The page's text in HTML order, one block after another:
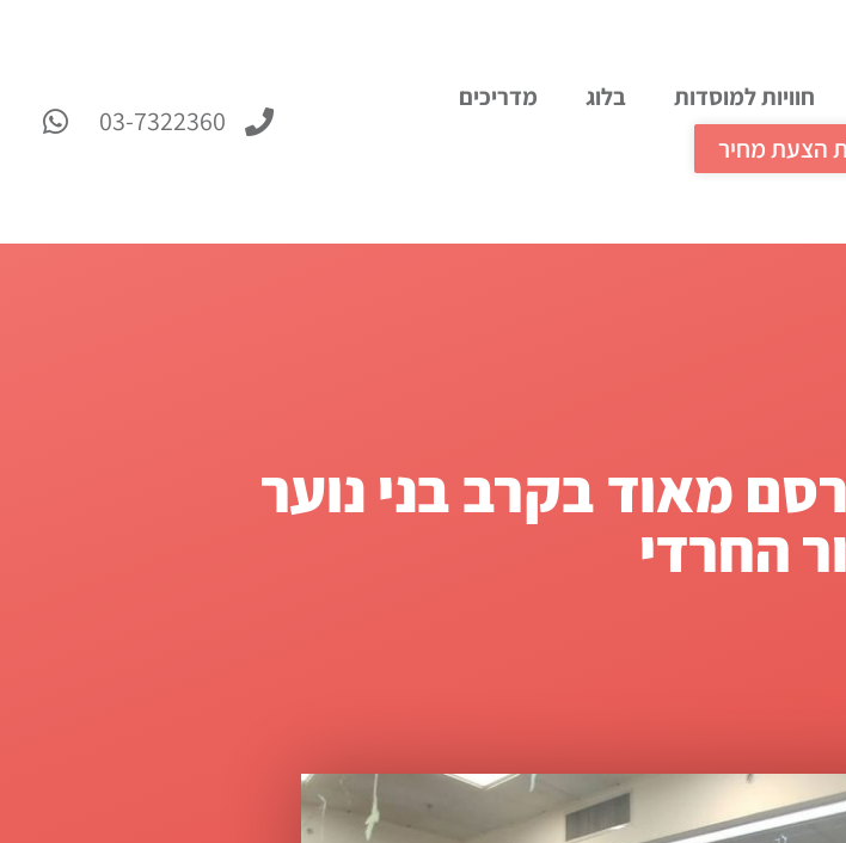
חוויות למוסדות בלוג מדריכים
הצעת מחיר
03-7322360
מאוד בקרב בני נוער
החרדי